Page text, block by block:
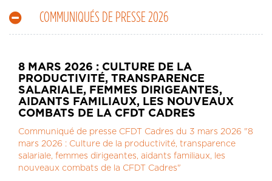
L’OBSERVATOIRE DES CADRES
COMMUNIQUÉS DE PRESSE 2026
8 MARS 2026 : CULTURE DE LA
PRODUCTIVITÉ, TRANSPARENCE
SALARIALE, FEMMES DIRIGEANTES,
AIDANTS FAMILIAUX, LES NOUVEAUX
COMBATS DE LA CFDT CADRES
Communiqué de presse CFDT Cadres du 3 mars 2026 "8
mars 2026 : Culture de la productivité, transparence
salariale, femmes dirigeantes, aidants familiaux, les
nouveaux combats de la CFDT Cadres"